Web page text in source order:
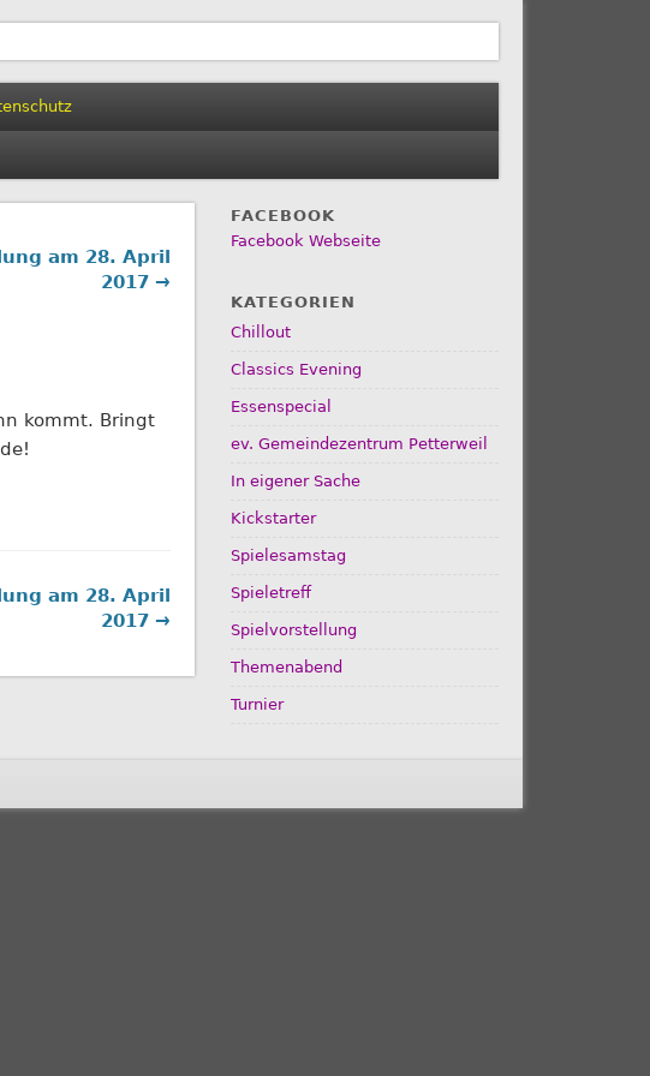
am 28. April
2017 →
kommt. Bringt
am 28. April
2017 →
FACEBOOK
Facebook Webseite
KATEGORIEN
Chillout
Classics Evening
Essenspecial
ev. Gemeindezentrum Petterweil
In eigener Sache
Kickstarter
Spielesamstag
Spieletreff
Spielvorstellung
Themenabend
Turnier